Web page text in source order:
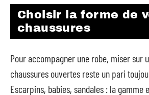
Choisir la forme de
chaussures
Pour accompagner une robe, miser sur
chaussures ouvertes reste un pari
Escarpins, babies, sandales : la gamme